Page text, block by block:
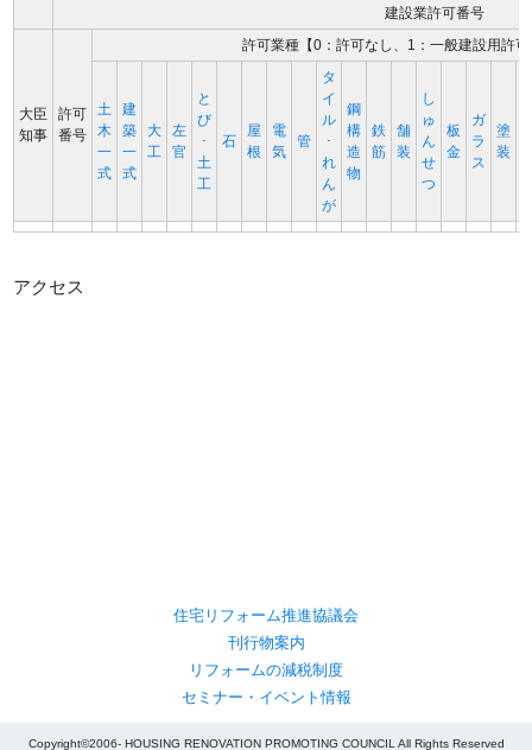
建設業許可番号
大臣
知事
許可
番号
許可業種【0：許可なし、1：一般建設用許
土
木
一
式
建
築
一
式
大
工
左
官
と
び
･
土
工
石
屋
根
電
気
管
タ
イ
ル
･
れ
ん
が
鋼
構
造
物
鉄
筋
舗
装
し
ゅ
ん
せ
つ
板
金
ガ
ラ
ス
塗
装
アクセス
住宅リフォーム推進協議会
刊行物案内
リフォームの減税制度
セミナー・イベント情報
Copyright©2006- HOUSING RENOVATION PROMOTING COUNCIL All Rights Reserved